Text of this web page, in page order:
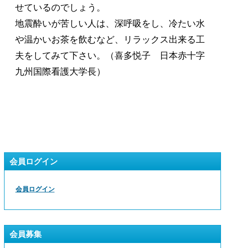
せているのでしょう。
地震酔いが苦しい人は、深呼吸をし、冷たい水
や温かいお茶を飲むなど、リラックス出来る工
夫をしてみて下さい。（喜多悦子 日本赤十字
九州国際看護大学長）
会員ログイン
会員ログイン
会員募集